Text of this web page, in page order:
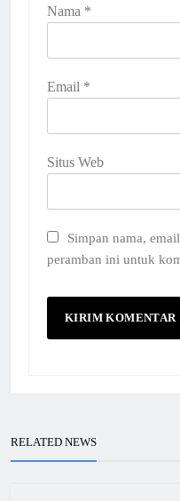
Nama *
Email *
Situs Web
Simpan nama,
peramban ini untuk
RELATED NEWS